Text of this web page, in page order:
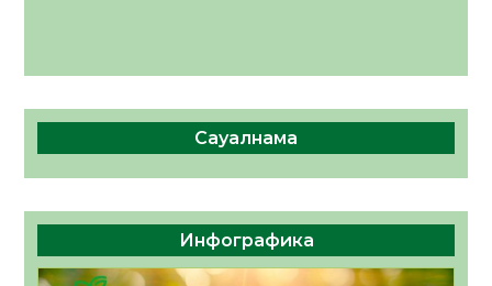
Сауалнама
Инфографика